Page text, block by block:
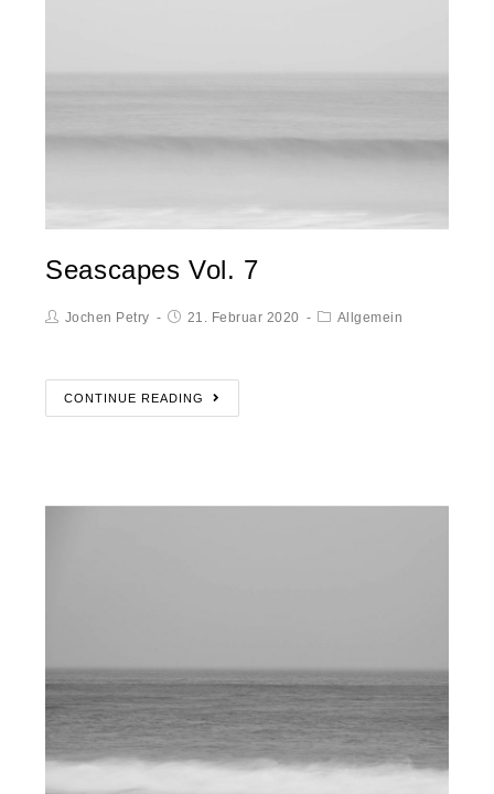
Seascapes Vol. 7
Jochen Petry 21. Februar 2020 Allgemein
CONTINUE READING